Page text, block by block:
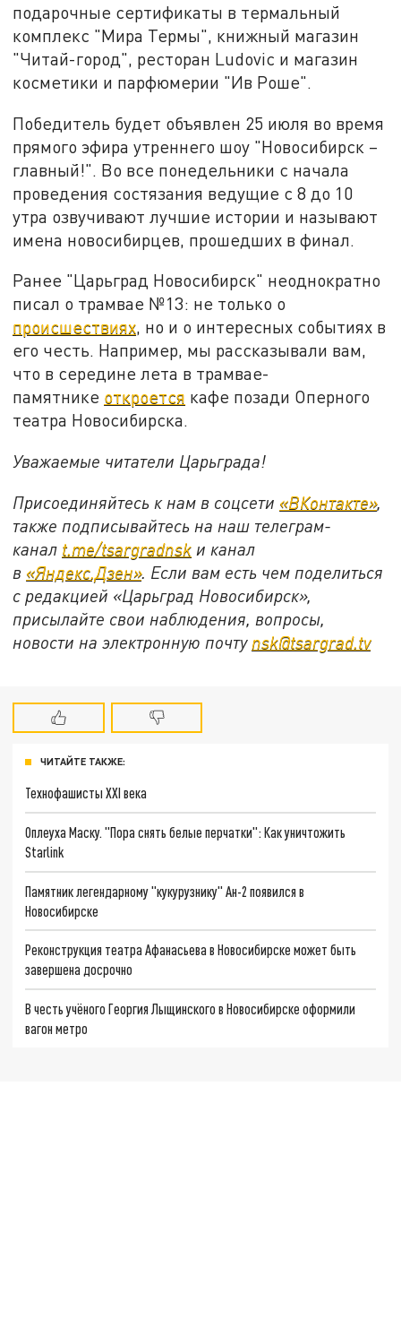
подарочные сертификаты в термальный
комплекс "Мира Термы", книжный магазин
"Читай-город", ресторан Ludovic и магазин
косметики и парфюмерии "Ив Роше".
Победитель будет объявлен 25 июля во время
прямого эфира утреннего шоу "Новосибирск –
главный!". Во все понедельники с начала
проведения состязания ведущие с 8 до 10
утра озвучивают лучшие истории и называют
имена новосибирцев, прошедших в финал.
Ранее "Царьград Новосибирск" неоднократно
писал о трамвае №13: не только о
происшествиях, но и о интересных событиях в
его честь. Например, мы рассказывали вам,
что в середине лета в трамвае-
памятнике откроется кафе позади Оперного
театра Новосибирска.
Уважаемые читатели Царьграда!
Присоединяйтесь к нам в соцсети «ВКонтакте»,
также подписывайтесь на наш телеграм-
канал t.me/tsargradnsk и канал
в «Яндекс.Дзен». Если вам есть чем поделиться
с редакцией «Царьград Новосибирск»,
присылайте свои наблюдения, вопросы,
новости на электронную почту nsk@tsargrad.tv
ЧИТАЙТЕ ТАКЖЕ:
Технофашисты XXI века
Оплеуха Маску. "Пора снять белые перчатки": Как уничтожить
Starlink
Памятник легендарному "кукурузнику" Ан-2 появился в
Новосибирске
Реконструкция театра Афанасьева в Новосибирске может быть
завершена досрочно
В честь учёного Георгия Лыщинского в Новосибирске оформили
вагон метро